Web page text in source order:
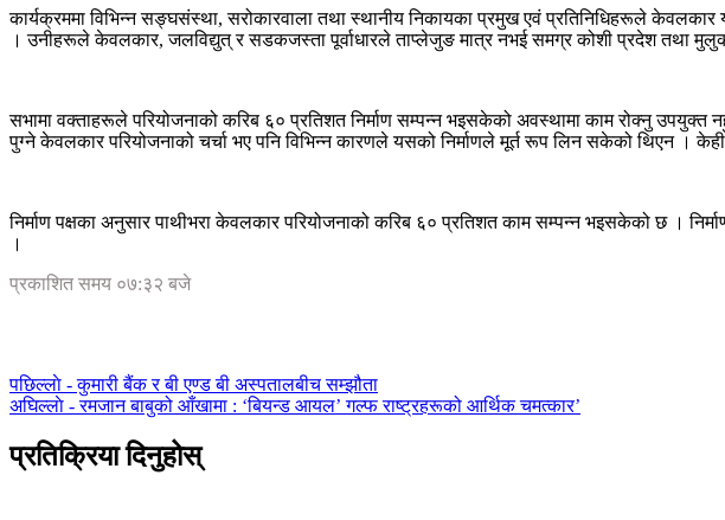
कार्यक्रममा विभिन्न सङ्घसंस्था, सरोकारवाला तथा स्थानीय निकायका प्रमुख एवं प्रतिनिधिहरूले केवलकार
। उनीहरूले केवलकार, जलविद्युत् र सडकजस्ता पूर्वाधारले ताप्लेजुङ मात्र नभई समग्र कोशी प्रदेश तथा मुलुककै
सभामा वक्ताहरूले परियोजनाको करिब ६० प्रतिशत निर्माण सम्पन्न भइसकेको अवस्थामा काम रोक्नु उपयुक्त
पुग्ने केवलकार परियोजनाको चर्चा भए पनि विभिन्न कारणले यसको निर्माणले मूर्त रूप लिन सकेको थिएन ।
निर्माण पक्षका अनुसार पाथीभरा केवलकार परियोजनाको करिब ६० प्रतिशत काम सम्पन्न भइसकेको छ ।
।
प्रकाशित समय ०७:३२ बजे
पछिल्लाे -कुमारी बैंक र बी एण्ड बी अस्पतालबीच सम्झौता
अघिल्लाे -रमजान बाबुको आँखामा : ‘बियन्ड आयल’ गल्फ राष्ट्रहरूको आर्थिक चमत्कार’
प्रतिक्रिया दिनुहोस्